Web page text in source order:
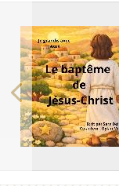
Previous